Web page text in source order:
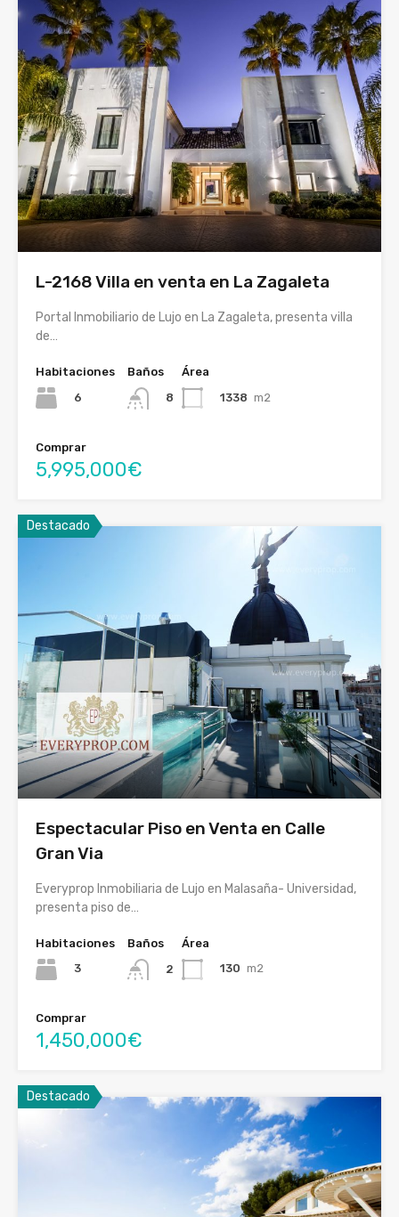
L-2168 Villa en venta en La Zagaleta
Portal Inmobiliario de Lujo en La Zagaleta, presenta villa
de…
Habitaciones
6
Baños
8
Área
1338 m2
Comprar
5,995,000€
Destacado
Espectacular Piso en Venta en Calle
Gran Via
Everyprop Inmobiliaria de Lujo en Malasaña- Universidad,
presenta piso de…
Habitaciones
3
Baños
2
Área
130 m2
Comprar
1,450,000€
Destacado